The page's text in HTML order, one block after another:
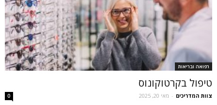
רפואה ובריאות
טיפול בקרטוקונוס
צוות המדריכים - מאי 20, 2025 0